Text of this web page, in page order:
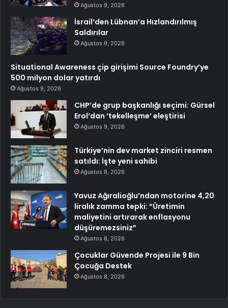
Ağustos 9, 2026
İsrail’den Lübnan’a Hızlandırılmış
Saldırılar
Ağustos 9, 2026
Situational Awareness çip girişimi Source Foundry’ye
500 milyon dolar yatırdı
Ağustos 9, 2026
CHP’de grup başkanlığı seçimi: Gürsel
Erol’dan ‘tekelleşme’ eleştirisi
Ağustos 9, 2026
Türkiye’nin dev market zinciri resmen
satıldı: İşte yeni sahibi
Ağustos 8, 2026
Yavuz Ağıralioğlu’ndan motorine 4,20
liralık zamma tepki: “Üretimin
maliyetini artırarak enflasyonu
düşüremezsiniz”
Ağustos 8, 2026
Çocuklar Güvende Projesi ile 9 Bin
Çocuğa Destek
Ağustos 8, 2026